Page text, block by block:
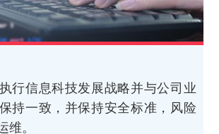
行信息科技发展战略并与公司业
持一致，并保持安全标准，风险
。